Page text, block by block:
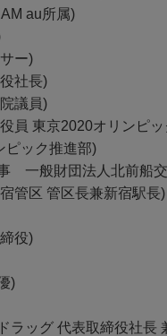
au所属)
ー)
社長)
議員)
員 東京2020オリンピ
ピック推進部)
一般財団法人北前船
管区 管区長兼新宿駅長)
役)
)
ラッグ 代表取締役社長